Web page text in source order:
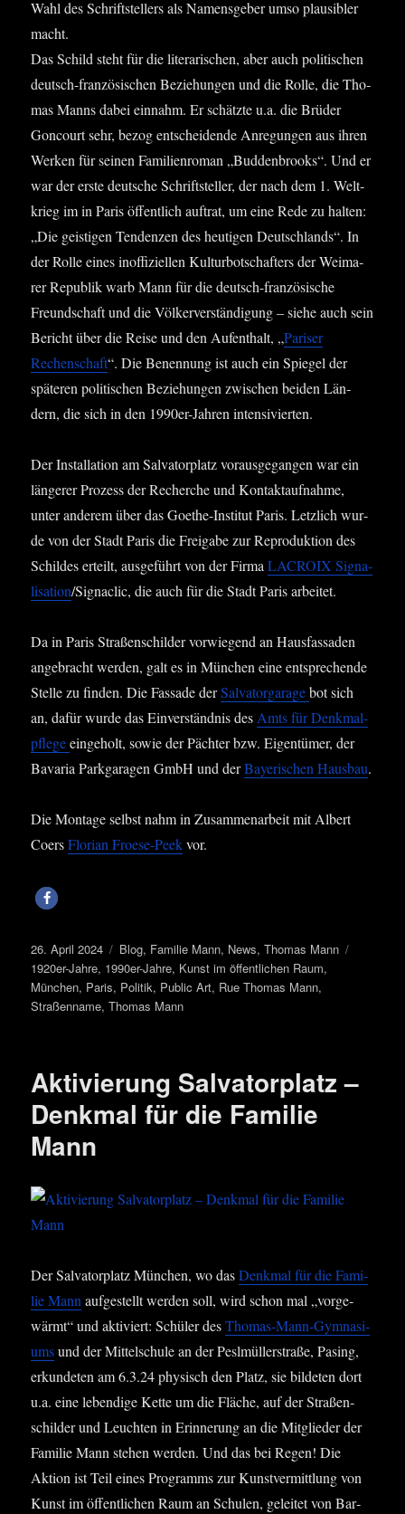
Wahl des Schrift­stel­lers als Namens­ge­ber umso plau­si­bler
macht.
Das Schild steht für die lite­ra­ri­schen, aber auch poli­ti­schen
deutsch-fran­zö­si­schen Bezie­hun­gen und die Rol­le, die Tho­
mas Manns dabei ein­nahm. Er schätz­te u.a. die Brü­der
Gon­court sehr, bezog ent­schei­den­de Anre­gun­gen aus ihren
Wer­ken für sei­nen Fami­li­en­ro­man „Bud­den­brooks“. Und er
war der ers­te deut­sche Schrift­stel­ler, der nach dem 1. Welt­
krieg im in Paris öffent­lich auf­trat, um eine Rede zu hal­ten:
„Die geis­ti­gen Ten­den­zen des heu­ti­gen Deutsch­lands“. In
der Rol­le eines inof­fi­zi­el­len Kul­tur­bot­schaf­ters der Wei­ma­
rer Repu­blik warb Mann für die deutsch-fran­zö­si­sche
Freund­schaft und die Völ­ker­ver­stän­di­gung – sie­he auch sein
Bericht über die Rei­se und den Auf­ent­halt, „Pari­ser
Rechen­schaft“. Die Benen­nung ist auch ein Spie­gel der
spä­te­ren poli­ti­schen Bezie­hun­gen zwi­schen bei­den Län­
dern, die sich in den 1990er-Jah­ren intensivierten.
Der Instal­la­ti­on am Sal­va­tor­platz vor­aus­ge­gan­gen war ein
län­ge­rer Pro­zess der Recher­che und Kon­takt­auf­nah­me,
unter ande­rem über das Goe­the-Insti­tut Paris. Letz­lich wur­
de von der Stadt Paris die Frei­ga­be zur Repro­duk­ti­on des
Schil­des erteilt, aus­ge­führt von der Fir­maLACROIX Signa­
li­sa­ti­on/Signaclic, die auch für die Stadt Paris arbeitet.
Da in Paris Stra­ßen­schil­der vor­wie­gend an Haus­fas­sa­den
ange­bracht wer­den, galt es in Mün­chen eine ent­spre­chen­de
Stel­le zu fin­den. Die Fas­sa­de derSal­vat­or­ga­ra­gebot sich
an, dafür wur­de das Ein­ver­ständ­nis des Amts für Denk­mal­
pfle­geein­ge­holt, sowie der Päch­ter bzw. Eigen­tü­mer, der
Bava­ria Park­ga­ra­gen GmbH und derBaye­ri­schen Haus­bau.
Die Mon­ta­ge selbst nahm in Zusam­men­ar­beit mit Albert
CoersFlo­ri­an Froe­se-Peekvor.
Veröffentlicht
am
26. April 2024 Kategorien
Blog, Familie Mann, News,Thomas Mann
1920er-Jahre, 1990er-Jahre, Kunst im öffentlichen Raum,
München, Paris, Politik, Public Art, Rue Thomas Mann,
Straßenname,Thomas Mann
Aktivierung Salvatorplatz –
Denkmal für die Familie
Mann
Der Sal­va­tor­platz Mün­chen, wo dasDenk­mal für die Fami­
lie Mann auf­ge­stellt wer­den soll, wird schon mal „vor­ge­
wärmt“ und akti­viert: Schü­ler desTho­mas-Mann-Gym­na­si­
umsund der Mit­tel­schu­le an der Peslmül­lerstra­ße, Pasing,
erkun­de­ten am 6.3.24 phy­sisch den Platz, sie bil­de­ten dort
u.a. eine leben­di­ge Ket­te um die Flä­che, auf der Stra­ßen­
schil­der und Leuch­ten in Erin­ne­rung an die Mit­glie­der der
Fami­lie Mann ste­hen wer­den. Und das bei Regen! Die
Akti­on ist Teil eines Pro­gramms zur Kunst­ver­mitt­lung von
Kunst im öffent­li­chen Raum an Schu­len, gelei­tet von Bar­